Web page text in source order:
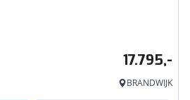
17.795,-
BRANDWIJK